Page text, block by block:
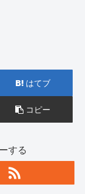
はてブ
コピー
する